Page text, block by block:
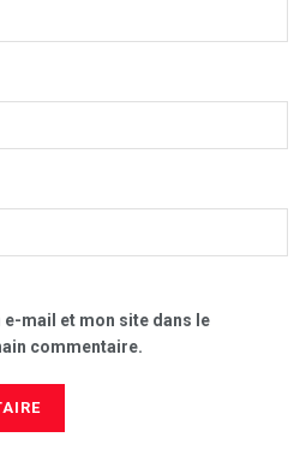
mail et mon site dans le
commentaire.